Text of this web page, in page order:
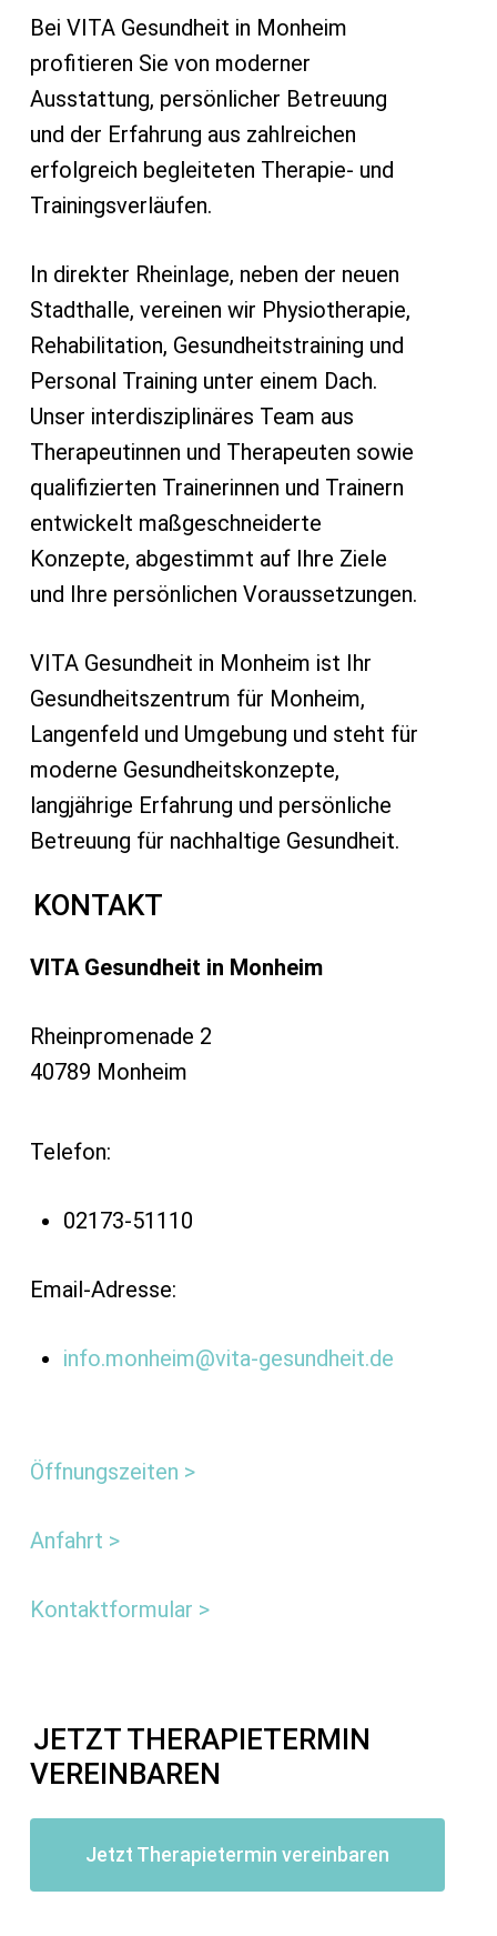
Bei VITA Gesundheit in Monheim
profitieren Sie von moderner
Ausstattung, persönlicher Betreuung
und der Erfahrung aus zahlreichen
erfolgreich begleiteten Therapie- und
Trainingsverläufen.
In direkter Rheinlage, neben der neuen
Stadthalle, vereinen wir Physiotherapie,
Rehabilitation, Gesundheitstraining und
Personal Training unter einem Dach.
Unser interdisziplinäres Team aus
Therapeutinnen und Therapeuten sowie
qualifizierten Trainerinnen und Trainern
entwickelt maßgeschneiderte
Konzepte, abgestimmt auf Ihre Ziele
und Ihre persönlichen Voraussetzungen.
VITA Gesundheit in Monheim ist Ihr
Gesundheitszentrum für Monheim,
Langenfeld und Umgebung und steht für
moderne Gesundheitskonzepte,
langjährige Erfahrung und persönliche
Betreuung für nachhaltige Gesundheit.
KONTAKT
VITA Gesundheit in Monheim
Rheinpromenade 2
40789 Monheim
Telefon:
02173-51110
Email-Adresse:
info.monheim@vita-gesundheit.de
Öffnungszeiten >
Anfahrt >
Kontaktformular >
JETZT THERAPIETERMIN
VEREINBAREN
Jetzt Therapietermin vereinbaren